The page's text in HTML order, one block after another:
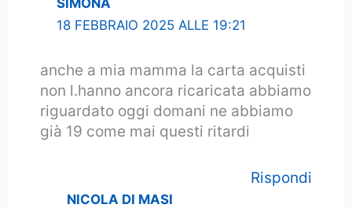
18 FEBBRAIO 2025 ALLE 19:21
anche a mia mamma la carta acquisti
non l.hanno ancora ricaricata abbiamo
riguardato oggi domani ne abbiamo
già 19 come mai questi ritardi
Rispondi
NICOLA DI MASI